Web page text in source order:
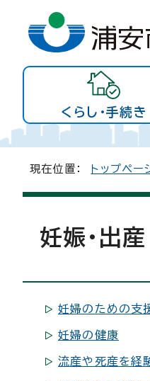
くらし・手続き
現在位置： トップペー
妊娠・出産
妊婦のための支
妊婦の健康
流産や死産を経